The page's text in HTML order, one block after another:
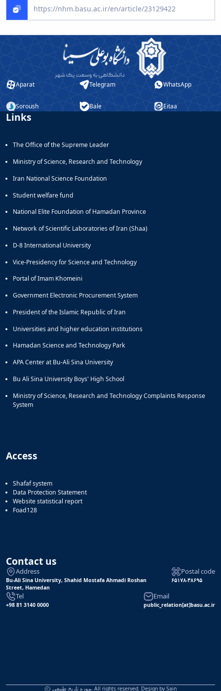
Aparat Telegram WhatsApp
Soroush Bale Eitaa
Links
The Office of the Supreme Leader
Ministry of Science, Research and Technology
Iran National Science Foundation
Student welfare fund
National Elite Foundation of Hamadan Province
Network of Scientific Laboratories of Iran (Shaa)
D-8 International University
Vice-Presidency for Science and Technology
Portal of Imam Khomeini
Government Electronic Procurement System
President of the Islamic Republic of Iran
Universities and higher education institutions
Hamadan Science and Technology Park
APA Center at Bu-Ali Sina University
Bu Ali Sina University Boys' High School
Ministry of Science, Research and Technology Complaints Response
System
Access
Shafaf system
Data Protection Statement
Website statistical report
Foad128
Contact us
Address
Bu-Ali Sina University, Shahid Mostafa Ahmadi Roshan
Street, Hamedan
Postal code
۶۵۱۷۸-۳۸۶۹۵
Tel
+98 81 3140 0000
Email
public_relation[at]basu.ac.ir
موزه تاریخ طبیعی, All rights reserved. Design bySain